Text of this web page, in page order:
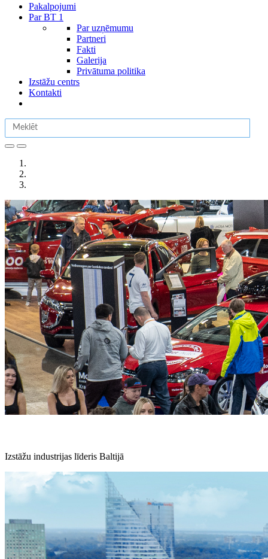
Pakalpojumi
Par BT 1
Par uzņēmumu
Partneri
Fakti
Galerija
Privātuma politika
Izstāžu centrs
Kontakti
Izstāžu industrijas līderis Baltijā